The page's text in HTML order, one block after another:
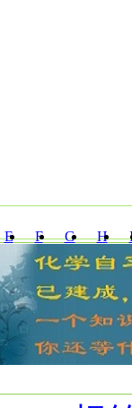
E F G H